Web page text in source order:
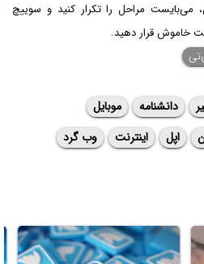
می‌بایست مراحل را تکرار کنید و سوییچ
دانشنامه
موبایل
اپل اینترنت وب گرد